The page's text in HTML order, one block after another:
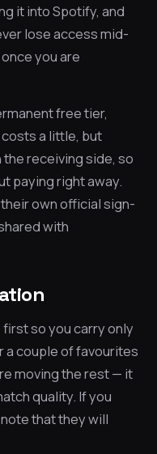
it into Spotify, and
lose access mid-
you are
free tier,
a little, but
receiving side, so
paying right away.
own official sign-
with
so you carry only
a couple of favourites
moving the rest — it
quality. If you
that they will